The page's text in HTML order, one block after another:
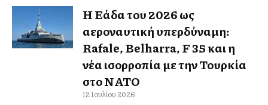
Η Ελλάδα του 2026 ως
αεροναυτική υπερδύναμη:
Rafale, Belharra, F 35 και η
νέα ισορροπία με την Τουρκία
στο ΝΑΤΟ
12 Ιουλίου 2026